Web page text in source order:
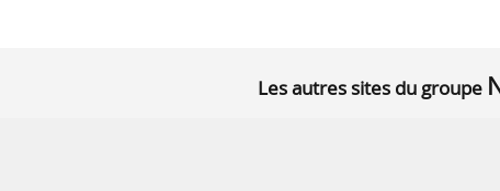
Les autres sites du groupe